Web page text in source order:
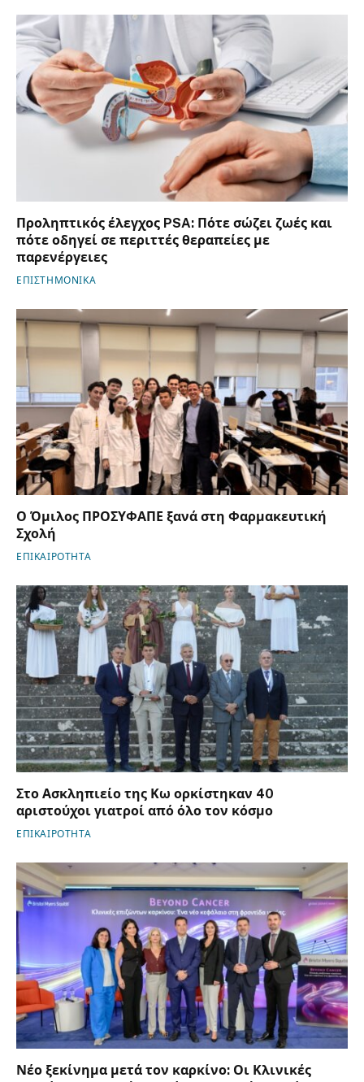
Προληπτικός έλεγχος PSA: Πότε σώζει ζωές και
πότε οδηγεί σε περιττές θεραπείες με
παρενέργειες
ΕΠΙΣΤΗΜΟΝΙΚΑ
Ο Όμιλος ΠΡΟΣΥΦΑΠΕ ξανά στη Φαρμακευτική
Σχολή
ΕΠΙΚΑΙΡΟΤΗΤΑ
Στο Ασκληπιείο της Κω ορκίστηκαν 40
αριστούχοι γιατροί από όλο τον κόσμο
ΕΠΙΚΑΙΡΟΤΗΤΑ
Νέο ξεκίνημα μετά τον καρκίνο: Οι Κλινικές